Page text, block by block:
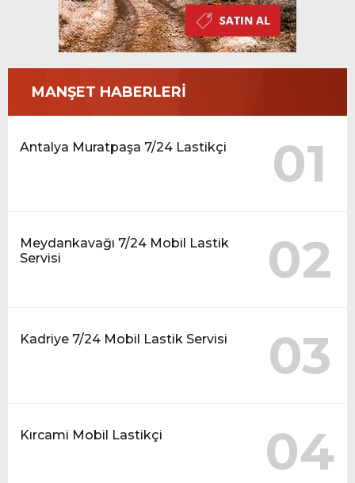
MANŞET HABERLERİ
Antalya Muratpaşa 7/24 Lastikçi 01
Meydankavağı 7/24 Mobil Lastik
Servisi
02
Kadriye 7/24 Mobil Lastik Servisi 03
Kırcami Mobil Lastikçi 04